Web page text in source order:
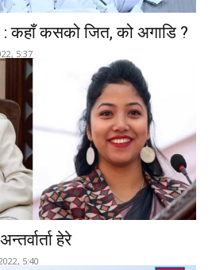
: कहाँ कसको जित, को अगाडि ?
5:37
हेरे
5:40